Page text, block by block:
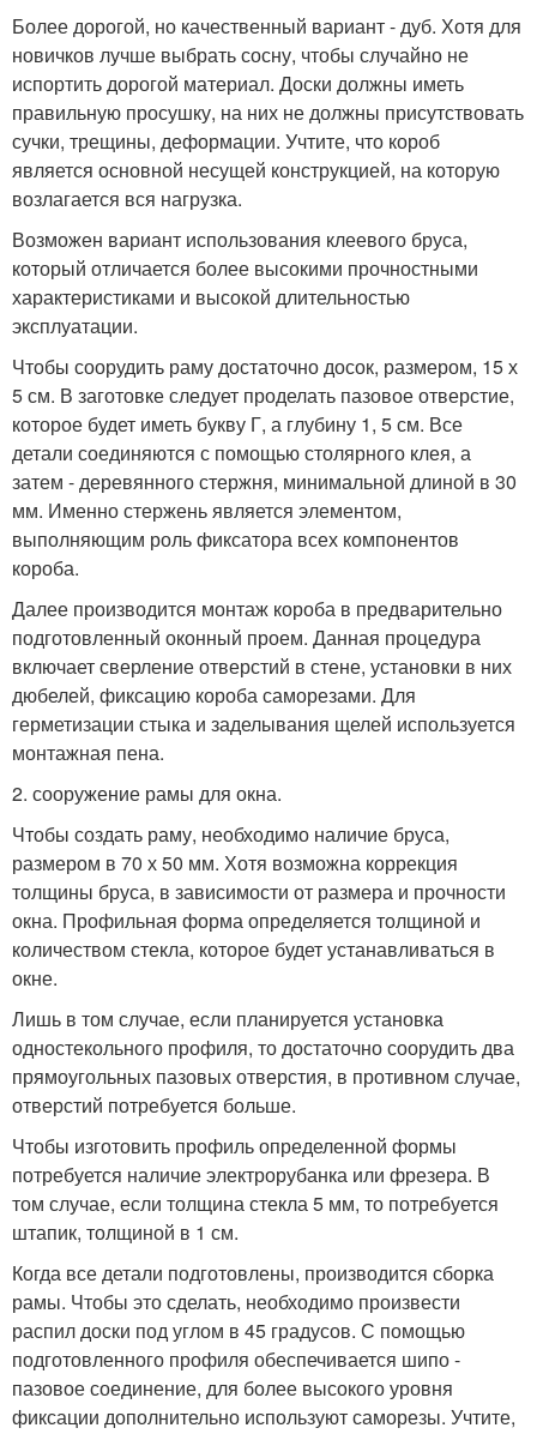
Более дорогой, но качественный вариант - дуб. Хотя для
новичков лучше выбрать сосну, чтобы случайно не
испортить дорогой материал. Доски должны иметь
правильную просушку, на них не должны присутствовать
сучки, трещины, деформации. Учтите, что короб
является основной несущей конструкцией, на которую
возлагается вся нагрузка.
Возможен вариант использования клеевого бруса,
который отличается более высокими прочностными
характеристиками и высокой длительностью
эксплуатации.
Чтобы соорудить раму достаточно досок, размером, 15 х
5 см. В заготовке следует проделать пазовое отверстие,
которое будет иметь букву Г, а глубину 1, 5 см. Все
детали соединяются с помощью столярного клея, а
затем - деревянного стержня, минимальной длиной в 30
мм. Именно стержень является элементом,
выполняющим роль фиксатора всех компонентов
короба.
Далее производится монтаж короба в предварительно
подготовленный оконный проем. Данная процедура
включает сверление отверстий в стене, установки в них
дюбелей, фиксацию короба саморезами. Для
герметизации стыка и заделывания щелей используется
монтажная пена.
2. сооружение рамы для окна.
Чтобы создать раму, необходимо наличие бруса,
размером в 70 х 50 мм. Хотя возможна коррекция
толщины бруса, в зависимости от размера и прочности
окна. Профильная форма определяется толщиной и
количеством стекла, которое будет устанавливаться в
окне.
Лишь в том случае, если планируется установка
одностекольного профиля, то достаточно соорудить два
прямоугольных пазовых отверстия, в противном случае,
отверстий потребуется больше.
Чтобы изготовить профиль определенной формы
потребуется наличие электрорубанка или фрезера. В
том случае, если толщина стекла 5 мм, то потребуется
штапик, толщиной в 1 см.
Когда все детали подготовлены, производится сборка
рамы. Чтобы это сделать, необходимо произвести
распил доски под углом в 45 градусов. С помощью
подготовленного профиля обеспечивается шипо -
пазовое соединение, для более высокого уровня
фиксации дополнительно используют саморезы. Учтите,